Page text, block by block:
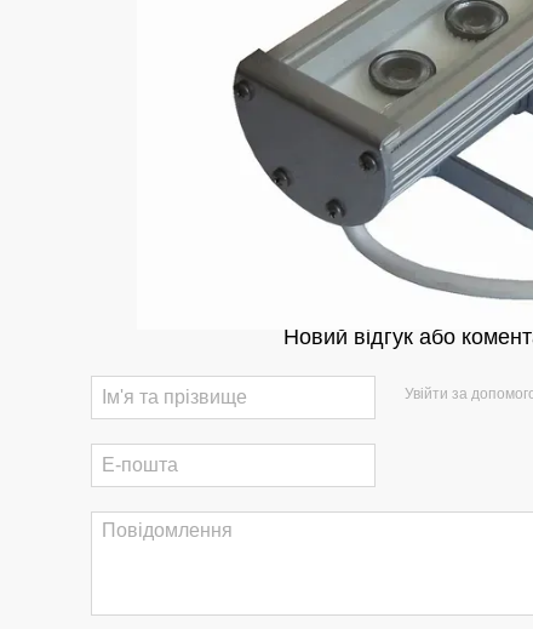
Новий відгук або
Увійти за